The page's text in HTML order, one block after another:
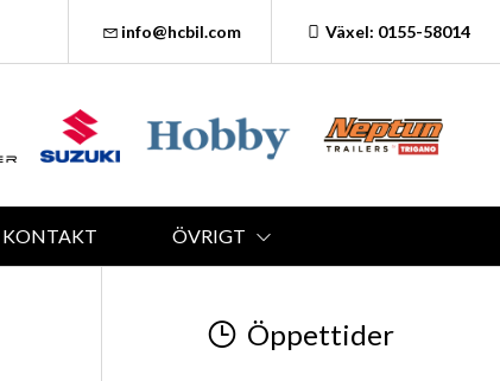
info@hcbil.com Växel: 0155-58014
KONTAKT ÖVRIGT
Öppettider